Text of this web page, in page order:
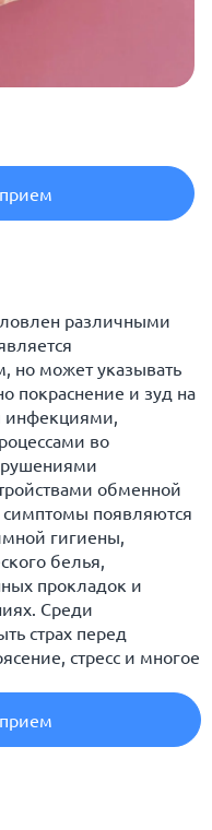
различными
но может указывать
покраснение и зуд на
инфекциями,
во
обменной
появляются
гигиены,
белья,
прокладок и
Среди
страх перед
стресс и многое